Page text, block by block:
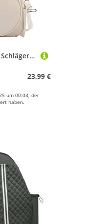
Gralara Tennistasche Schlägertasche Sporttasche Tragetasche Rucksacktasche mit Verstellbarem Gurt für Hohen Outdoor Und Den Schulsport, Weiß
23,99 €
um 00:03; der
haben.